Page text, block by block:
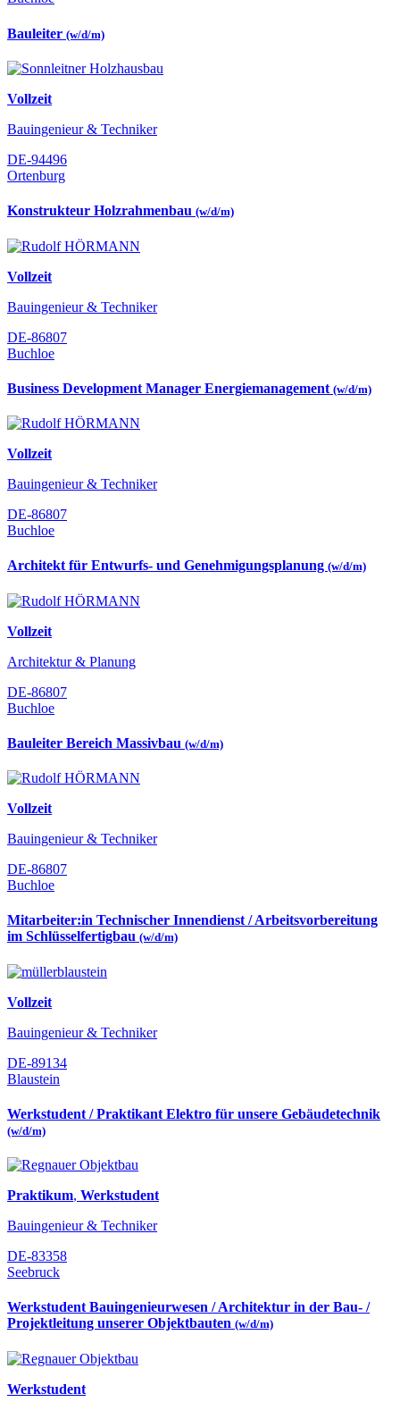
Bauleiter (w/d/m)
Vollzeit
Bauingenieur & Techniker
DE-94496
Ortenburg
Konstrukteur Holzrahmenbau (w/d/m)
Vollzeit
Bauingenieur & Techniker
DE-86807
Buchloe
Business Development Manager Energiemanagement (w/d/m)
Vollzeit
Bauingenieur & Techniker
DE-86807
Buchloe
Architekt für Entwurfs- und Genehmigungsplanung (w/d/m)
Vollzeit
Architektur & Planung
DE-86807
Buchloe
Bauleiter Bereich Massivbau (w/d/m)
Vollzeit
Bauingenieur & Techniker
DE-86807
Buchloe
Mitarbeiter:in Technischer Innendienst / Arbeitsvorbereitung
im Schlüsselfertigbau (w/d/m)
Vollzeit
Bauingenieur & Techniker
DE-89134
Blaustein
Werkstudent / Praktikant Elektro für unsere Gebäudetechnik
(w/d/m)
Praktikum, Werkstudent
Bauingenieur & Techniker
DE-83358
Seebruck
Werkstudent Bauingenieurwesen / Architektur in der Bau- /
Projektleitung unserer Objektbauten (w/d/m)
Werkstudent